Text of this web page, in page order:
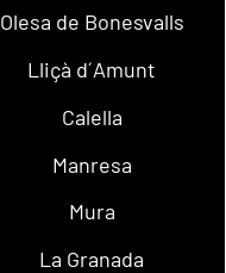
Olesa de Bonesvalls
Lliçà d´Amunt
Calella
Manresa
Mura
La Granada